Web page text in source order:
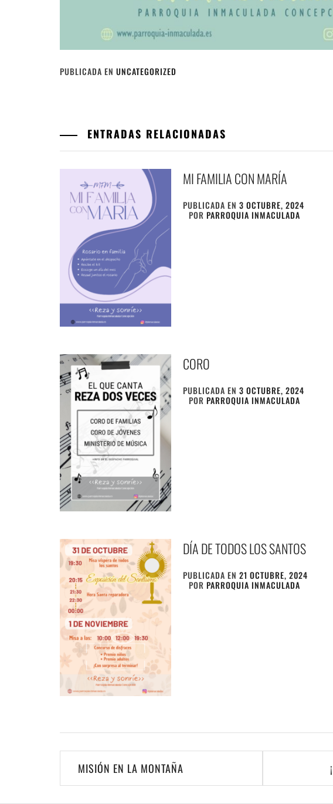
PUBLICADA EN UNCATEGORIZED
ENTRADAS RELACIONADAS
MI FAMILIA CON MARÍA
PUBLICADA EN 3 OCTUBRE, 2024
POR PARROQUIA INMACULADA
CORO
PUBLICADA EN 3 OCTUBRE, 2024
POR PARROQUIA INMACULADA
DÍA DE TODOS LOS SANTOS
PUBLICADA EN 21 OCTUBRE, 2024
POR PARROQUIA INMACULADA
Navegación
de
MISIÓN EN LA MONTAÑA